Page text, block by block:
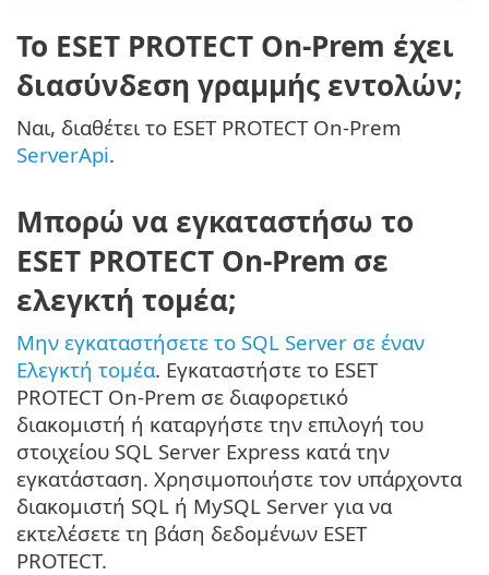
Το ESET PROTECT On-Prem έχει
διασύνδεση γραμμής εντολών;
Ναι, διαθέτει το ESET PROTECT On-Prem
ServerApi.
Μπορώ να εγκαταστήσω το
ESET PROTECT On-Prem σε
ελεγκτή τομέα;
Μην εγκαταστήσετε το SQL Server σε έναν
Ελεγκτή τομέα. Εγκαταστήστε το ESET
PROTECT On-Prem σε διαφορετικό
διακομιστή ή καταργήστε την επιλογή του
στοιχείου SQL Server Express κατά την
εγκατάσταση. Χρησιμοποιήστε τον υπάρχοντα
διακομιστή SQL ή MySQL Server για να
εκτελέσετε τη βάση δεδομένων ESET
PROTECT.